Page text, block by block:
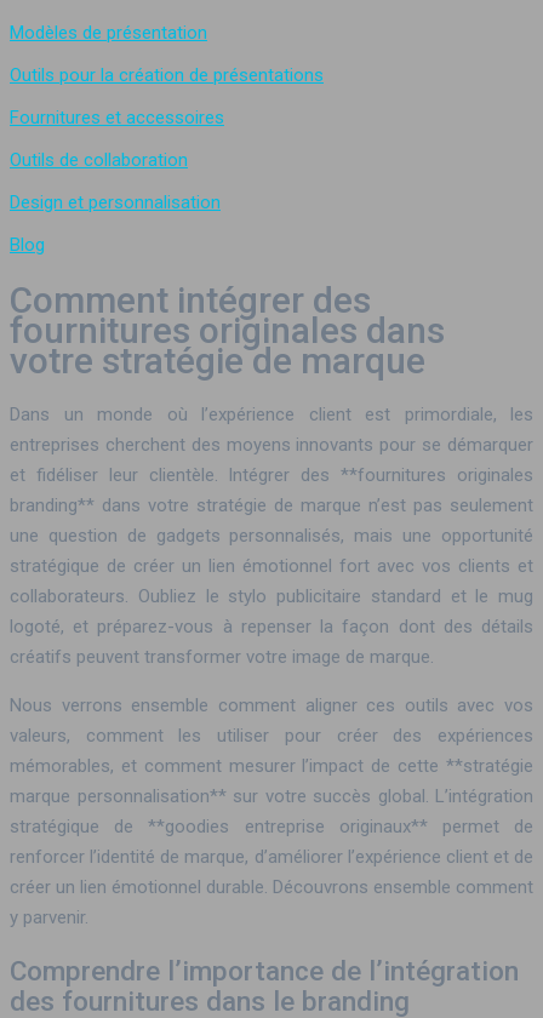
Modèles de présentation
Outils pour la création de présentations
Fournitures et accessoires
Outils de collaboration
Design et personnalisation
Blog
Comment intégrer des
fournitures originales dans
votre stratégie de marque
Dans un monde où l’expérience client est primordiale, les
entreprises cherchent des moyens innovants pour se démarquer
et fidéliser leur clientèle. Intégrer des **fournitures originales
branding** dans votre stratégie de marque n’est pas seulement
une question de gadgets personnalisés, mais une opportunité
stratégique de créer un lien émotionnel fort avec vos clients et
collaborateurs. Oubliez le stylo publicitaire standard et le mug
logoté, et préparez-vous à repenser la façon dont des détails
créatifs peuvent transformer votre image de marque.
Nous verrons ensemble comment aligner ces outils avec vos
valeurs, comment les utiliser pour créer des expériences
mémorables, et comment mesurer l’impact de cette **stratégie
marque personnalisation** sur votre succès global. L’intégration
stratégique de **goodies entreprise originaux** permet de
renforcer l’identité de marque, d’améliorer l’expérience client et de
créer un lien émotionnel durable. Découvrons ensemble comment
y parvenir.
Comprendre l’importance de l’intégration
des fournitures dans le branding